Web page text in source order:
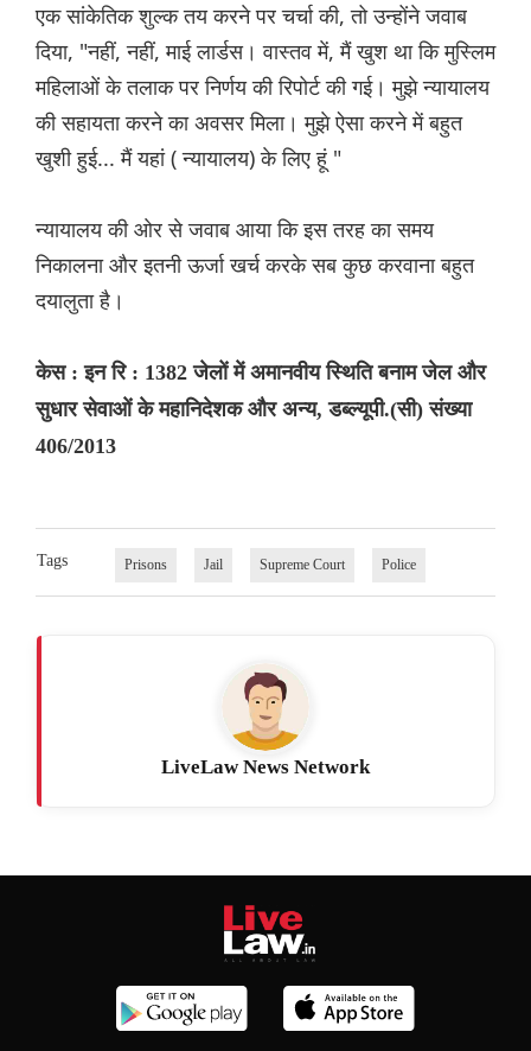
एक सांकेतिक शुल्क तय करने पर चर्चा की, तो उन्होंने जवाब
दिया, "नहीं, नहीं, माई लार्डस। वास्तव में, मैं खुश था कि मुस्लिम
महिलाओं के तलाक पर निर्णय की रिपोर्ट की गई। मुझे न्यायालय
की सहायता करने का अवसर मिला। मुझे ऐसा करने में बहुत
खुशी हुई... मैं यहां ( न्यायालय) के लिए हूं "
न्यायालय की ओर से जवाब आया कि इस तरह का समय
निकालना और इतनी ऊर्जा खर्च करके सब कुछ करवाना बहुत
दयालुता है।
केस : इन रि : 1382 जेलों में अमानवीय स्थिति बनाम जेल और
सुधार सेवाओं के महानिदेशक और अन्य, डब्ल्यूपी.(सी) संख्या
406/2013
Tags Prisons Jail Supreme Court Police
LiveLaw News Network